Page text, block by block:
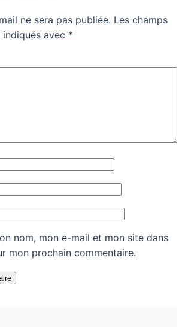
ne sera pas publiée. Les champs
avec *
nom, mon e-mail et mon site dans
mon prochain commentaire.